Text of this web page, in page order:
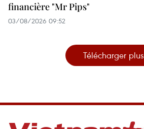
financière "Mr Pips"
03/08/2026 09:52
Télécharger plus